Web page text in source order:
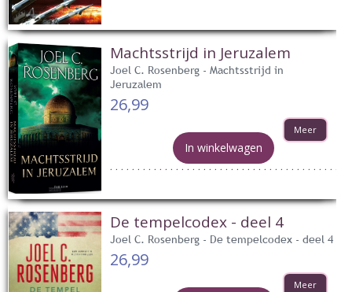
Machtsstrijd in Jeruzalem
Joel C. Rosenberg - Machtsstrijd in
Jeruzalem
26,99
Meer
In winkelwagen
De tempelcodex - deel 4
Joel C. Rosenberg - De tempelcodex - deel 4
26,99
Meer